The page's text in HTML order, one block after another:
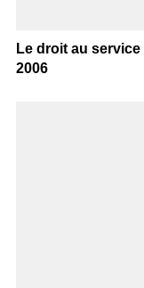
Le droit au
2006